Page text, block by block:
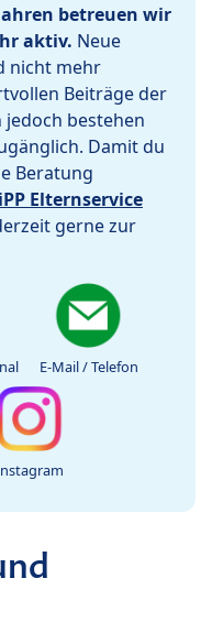
betreuen wir
aktiv. Neue
nicht mehr
Beiträge der
bestehen
Damit du
Beratung
Elternservice
gerne zur
E-Mail / Telefon